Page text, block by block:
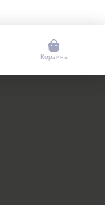
Корзина